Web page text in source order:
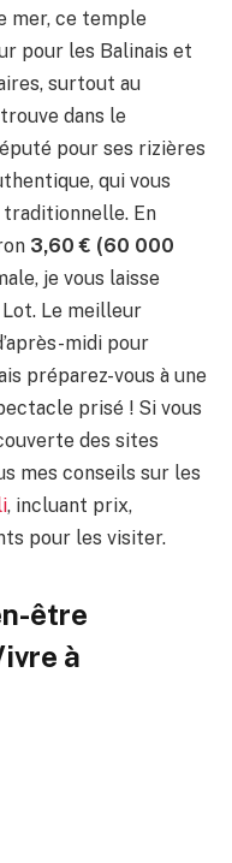
mer, ce temple
pour les Balinais et
surtout au
dans le
pour ses rizières
qui vous
En
3,60 € (60 000
je vous laisse
Le meilleur
midi pour
préparez-vous à une
prisé ! Si vous
des sites
mes conseils sur les
, incluant prix,
pour les visiter.
être
à